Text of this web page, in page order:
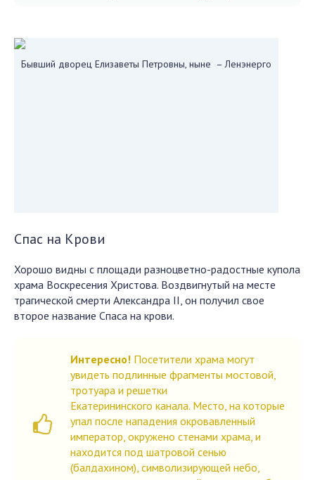
Бывший дворец Елизаветы Петровны, ныне – Ленэнерго
Спас на Крови
Хорошо видны с площади разноцветно-радостные купола
храма Воскресения Христова. Воздвигнутый на месте
трагической смерти Александра II, он получил свое
второе название Спаса на крови.
Интересно! Посетители храма могут
увидеть подлинные фрагменты мостовой,
тротуара и решетки
Екатерининского канала. Место, на которые
упал после нападения окровавленный
император, окружено стенами храма, и
находится под шатровой сенью
(балдахином), символизирующей небо,